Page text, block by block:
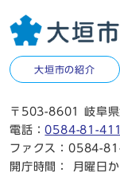
大垣市の紹介
〒503-8601 岐阜
電話：0584-81-
ファクス：0584-
開庁時間：
月曜日